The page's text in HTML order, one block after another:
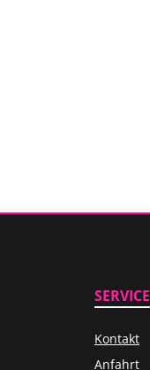
SERVICE
Kontakt
Anfahrt